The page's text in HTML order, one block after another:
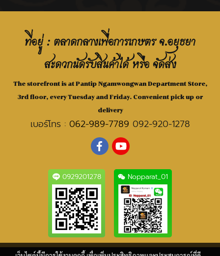
ที่อยู่ : ตลาดกลางเพื่อการเกษตร จ.อยุธยา
สะดวกนัดรับสินค้าได้ หรือ จัดส่ง
The storefront is at Pantip Ngamwongwan Department Store,
3rd floor, every Tuesday and Friday. Convenient pick up or
delivery
เบอร์โทร : 062-989-7789 092-920-1278
0929201278 Nopparat_01